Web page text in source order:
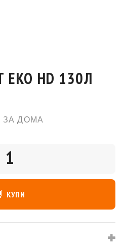
ЕКО HD 130Л
ЗА ДОМА
КУПИ